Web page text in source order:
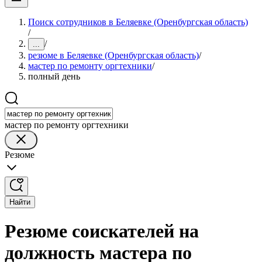
Поиск сотрудников в Беляевке (Оренбургская область)
/
... /
резюме в Беляевке (Оренбургская область)/
мастер по ремонту оргтехники/
полный день
мастер по ремонту оргтехники
Резюме
Найти
Резюме соискателей на
должность мастера по